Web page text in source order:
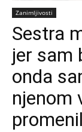
Zanimljivosti
Sestra
jer sam
onda
njenom